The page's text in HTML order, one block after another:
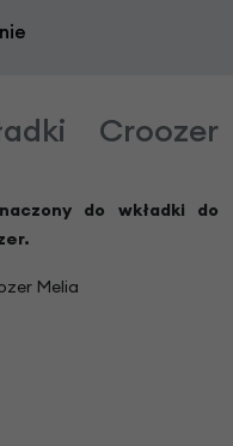
Croozer
do wkładki do
Melia